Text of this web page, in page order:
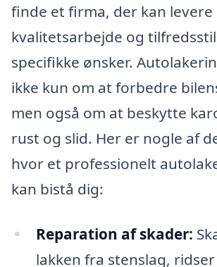
finde et firma, der kan levere
kvalitetsarbejde og
specifikke ønsker.
ikke kun om at forbedre
men også om at beskytte
rust og slid. Her er nogle af
hvor et professionelt
kan bistå dig:
Reparation af skader:
lakken fra stenslag,